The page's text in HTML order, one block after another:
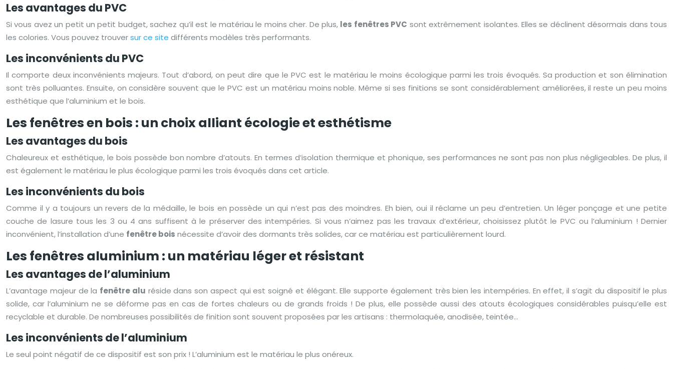
Les avantages du PVC
Si vous avez un petit un petit budget, sachez qu’il est le matériau le moins cher. De plus, les fenêtres PVC sont extrêmement isolantes. Elles se déclinent désormais dans tous
les colories. Vous pouvez trouversur ce site différents modèles très performants.
Les inconvénients du PVC
Il comporte deux inconvénients majeurs. Tout d’abord, on peut dire que le PVC est le matériau le moins écologique parmi les trois évoqués. Sa production et son élimination
sont très polluantes. Ensuite, on considère souvent que le PVC est un matériau moins noble. Même si ses finitions se sont considérablement améliorées, il reste un peu moins
esthétique que l’aluminium et le bois.
Les fenêtres en bois : un choix alliant écologie et esthétisme
Les avantages du bois
Chaleureux et esthétique, le bois possède bon nombre d’atouts. En termes d’isolation thermique et phonique, ses performances ne sont pas non plus négligeables. De plus, il
est également le matériau le plus écologique parmi les trois évoqués dans cet article.
Les inconvénients du bois
Comme il y a toujours un revers de la médaille, le bois en possède un qui n’est pas des moindres. Eh bien, oui il réclame un peu d’entretien. Un léger ponçage et une petite
couche de lasure tous les 3 ou 4 ans suffisent à le préserver des intempéries. Si vous n’aimez pas les travaux d’extérieur, choisissez plutôt le PVC ou l’aluminium ! Dernier
inconvénient, l’installation d’une fenêtre bois nécessite d’avoir des dormants très solides, car ce matériau est particulièrement lourd.
Les fenêtres aluminium : un matériau léger et résistant
Les avantages de l’aluminium
L’avantage majeur de la fenêtre alu réside dans son aspect qui est soigné et élégant. Elle supporte également très bien les intempéries. En effet, il s’agit du dispositif le plus
solide, car l’aluminium ne se déforme pas en cas de fortes chaleurs ou de grands froids ! De plus, elle possède aussi des atouts écologiques considérables puisqu’elle est
recyclable et durable. De nombreuses possibilités de finition sont souvent proposées par les artisans : thermolaquée, anodisée, teintée…
Les inconvénients de l’aluminium
Le seul point négatif de ce dispositif est son prix ! L’aluminium est le matériau le plus onéreux.